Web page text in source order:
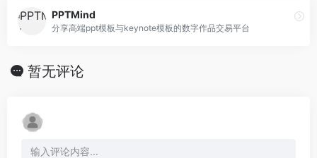
PPTMind
分享高端ppt模板与keynote模板的数字作品交易平台
暂无评论